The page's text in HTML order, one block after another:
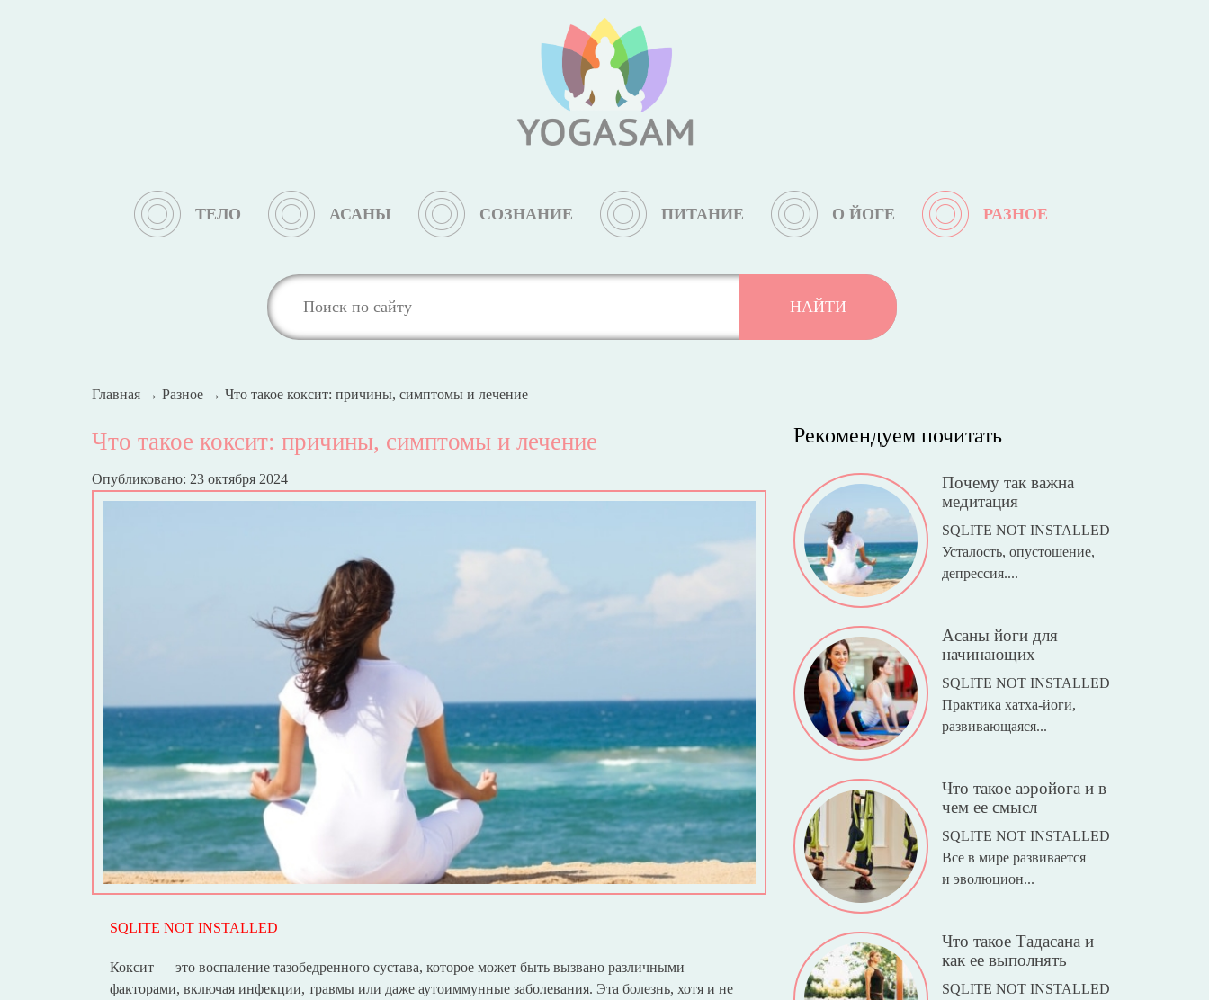
ТЕЛО АСАНЫ СОЗНАНИЕ ПИТАНИЕ О ЙОГЕ РАЗНОЕ
Главная → Разное → Что такое коксит: причины, симптомы и лечение
Что такое коксит: причины, симптомы и лечение
Опубликовано: 23 октября 2024
SQLITE NOT INSTALLED
Коксит — это воспаление тазобедренного сустава, которое может быть вызвано различными
факторами, включая инфекции, травмы или даже аутоиммунные заболевания. Эта болезнь, хотя и не
Рекомендуем почитать
Почему так важна
медитация
SQLITE NOT INSTALLED
Усталость, опустошение,
депрессия....
Асаны йоги для
начинающих
SQLITE NOT INSTALLED
Практика хатха-йоги,
развивающаяся...
Что такое аэройога и в
чем ее смысл
SQLITE NOT INSTALLED
Все в мире развивается
и эволюцион...
Что такое Тадасана и
как ее выполнять
SQLITE NOT INSTALLED